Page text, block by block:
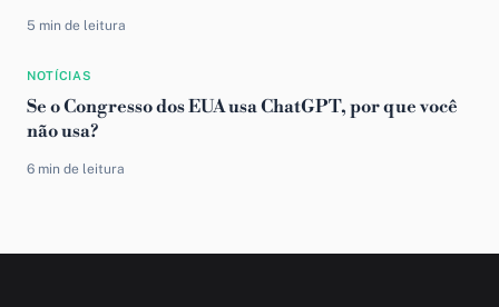
5 min de leitura
NOTÍCIAS
Se o Congresso dos EUA usa ChatGPT, por que você
não usa?
6 min de leitura